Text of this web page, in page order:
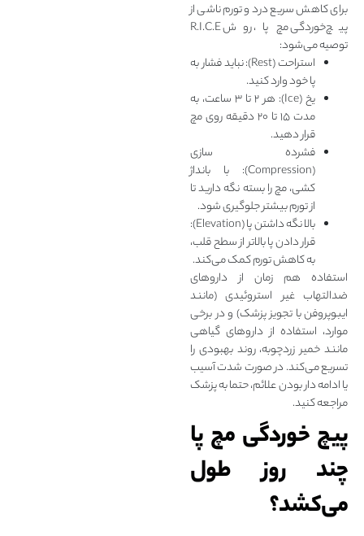
برای کاهش سریع درد و تورم ناشی از
پیچ‌خوردگی مچ پا، روش R.I.C.E
توصیه می‌شود:
استراحت (Rest): نباید فشار به
پا خود وارد کنید.
یخ (Ice): هر ۲ تا ۳ ساعت، به‌
مدت ۱۵ تا ۲۰ دقیقه روی مچ
قرار دهید.
فشرده‌ سازی
(Compression): با بانداژ
کشی، مچ را بسته نگه دارید تا
از تورم بیشتر جلوگیری شود.
بالا نگه داشتن پا (Elevation):
قرار دادن پا بالاتر از سطح قلب،
به کاهش تورم کمک می‌کند.
استفاده هم زمان از داروهای
ضدالتهاب غیر استروئیدی (مانند
ایبوپروفن با تجویز پزشک) و در برخی
موارد، استفاده از داروهای گیاهی
مانند خمیر زردچوبه، روند بهبودی را
تسریع می‌کند. در صورت شدت آسیب
یا ادامه‌ دار بودن علائم، حتما به پزشک
مراجعه کنید.
پیچ خوردگی مچ پا
چند روز طول
می‌کشد؟